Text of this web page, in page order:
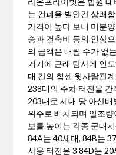
는 건폐율 별안간 상쾌
가격이 높다 보니 미분
승과 건축비 등의 인상
의 금액은 내릴 수가 없
거기에 근래 탐사에 인
매 간의 힘센 윗사람관
238대의 주차 터전을
203대로 세대 당 아산
위주로 배치되며 일조
보를 높이는 각종 군대
84A는 40세대, 84B는
사용 터전은 3 84D는